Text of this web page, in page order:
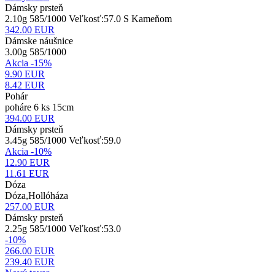
Dámsky prsteň
2.10g 585/1000 Veľkosť:57.0 S Kameňom
342.00 EUR
Dámske náušnice
3.00g 585/1000
Akcia -15%
9.90 EUR
8.42 EUR
Pohár
poháre 6 ks 15cm
394.00 EUR
Dámsky prsteň
3.45g 585/1000 Veľkosť:59.0
Akcia -10%
12.90 EUR
11.61 EUR
Dóza
Dóza,Hollóháza
257.00 EUR
Dámsky prsteň
2.25g 585/1000 Veľkosť:53.0
-10%
266.00 EUR
239.40 EUR